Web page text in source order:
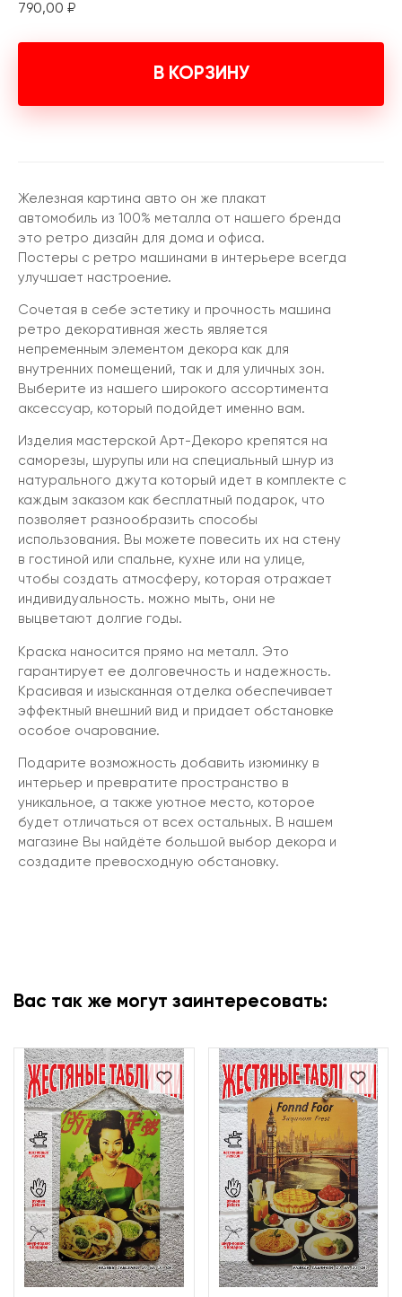
790,00 ₽
В КОРЗИНУ
Железная картина авто он же плакат
автомобиль из 100% металла от нашего бренда
это ретро дизайн для дома и офиса.
Постеры с ретро машинами в интерьере всегда
улучшает настроение.
Сочетая в себе эстетику и прочность машина
ретро декоративная жесть является
непременным элементом декора как для
внутренних помещений, так и для уличных зон.
Выберите из нашего широкого ассортимента
аксессуар, который подойдет именно вам.
Изделия мастерской Арт-Декоро крепятся на
саморезы, шурупы или на специальный шнур из
натурального джута который идет в комплекте с
каждым заказом как бесплатный подарок, что
позволяет разнообразить способы
использования. Вы можете повесить их на стену
в гостиной или спальне, кухне или на улице,
чтобы создать атмосферу, которая отражает
индивидуальность. можно мыть, они не
выцветают долгие годы.
Краска наносится прямо на металл. Это
гарантирует ее долговечность и надежность.
Красивая и изысканная отделка обеспечивает
эффектный внешний вид и придает обстановке
особое очарование.
Подарите возможность добавить изюминку в
интерьер и превратите пространство в
уникальное, а также уютное место, которое
будет отличаться от всех остальных. В нашем
магазине Вы найдёте большой выбор декора и
создадите превосходную обстановку.
Вас так же могут заинтересовать: